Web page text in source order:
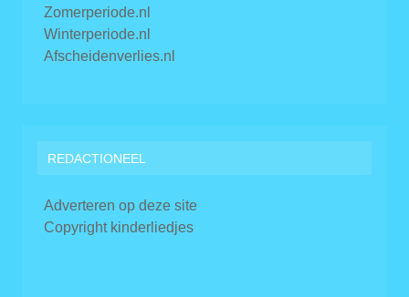
Zomerperiode.nl
Winterperiode.nl
Afscheidenverlies.nl
REDACTIONEEL
Adverteren op deze site
Copyright kinderliedjes